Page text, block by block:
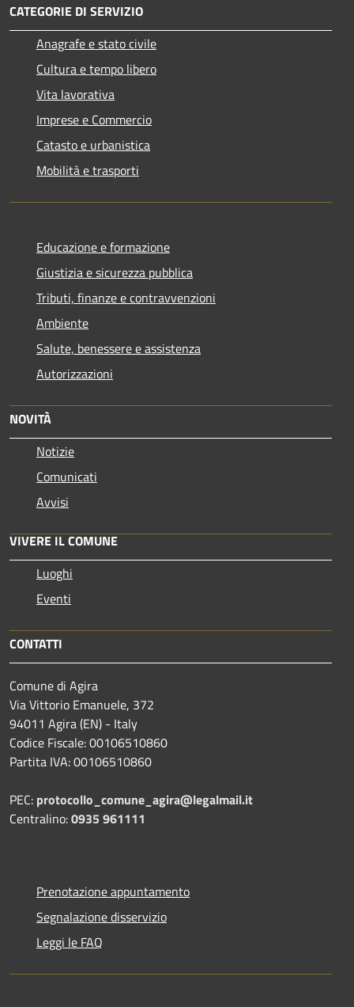
CATEGORIE DI SERVIZIO
Anagrafe e stato civile
Cultura e tempo libero
Vita lavorativa
Imprese e Commercio
Catasto e urbanistica
Mobilità e trasporti
Educazione e formazione
Giustizia e sicurezza pubblica
Tributi, finanze e contravvenzioni
Ambiente
Salute, benessere e assistenza
Autorizzazioni
NOVITÀ
Notizie
Comunicati
Avvisi
VIVERE IL COMUNE
Luoghi
Eventi
CONTATTI
Comune di Agira
Via Vittorio Emanuele, 372
94011 Agira (EN) - Italy
Codice Fiscale: 00106510860
Partita IVA: 00106510860
PEC: protocollo_comune_agira@legalmail.it
Centralino:0935 961111
Prenotazione appuntamento
Segnalazione disservizio
Leggi le FAQ